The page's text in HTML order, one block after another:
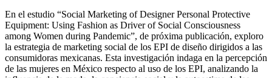
En el estudio “Social Marketing of Designer Personal Protective
Equipment: Using Fashion as Driver of Social Consciousness
among Women during Pandemic”, de próxima publicación, exploro
la estrategia de marketing social de los EPI de diseño dirigidos a las
consumidoras mexicanas. Esta investigación indaga en la percepción
de las mujeres en México respecto al uso de los EPI, analizando la